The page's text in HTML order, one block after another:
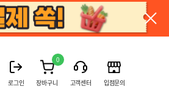
로그인
0
장바구니 고객센터 입점문의